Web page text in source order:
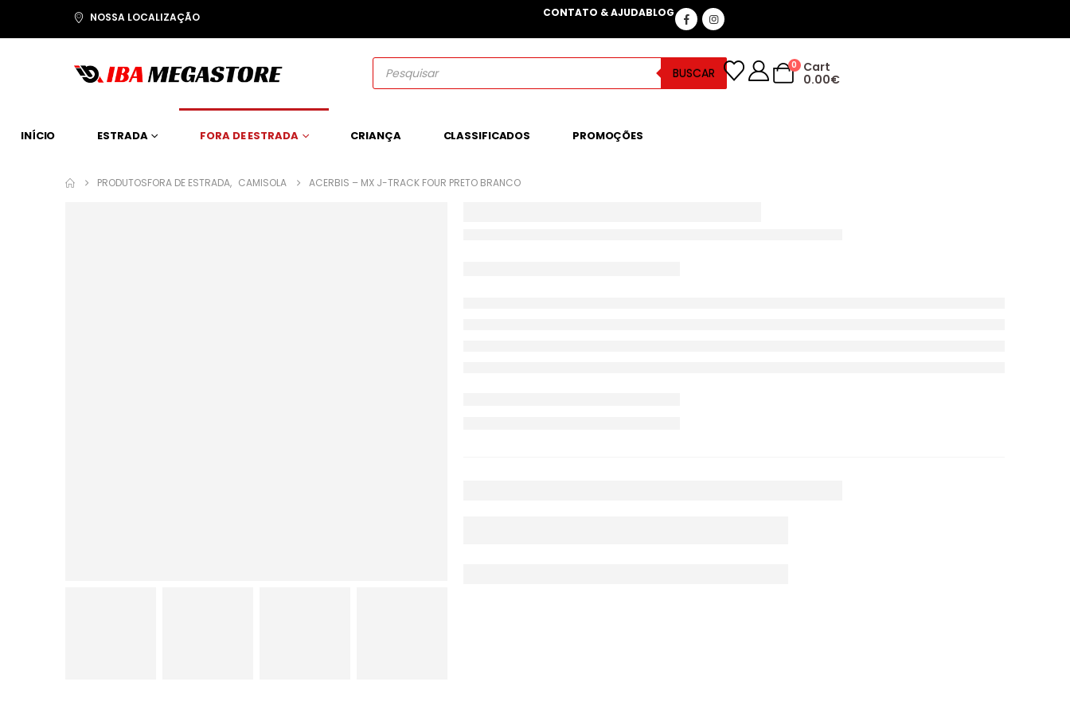
NOSSA LOCALIZAÇÃO CONTATO & AJUDABLOG
BUSCAR
0
Cart
0.00€
INÍCIO ESTRADA FORA DE ESTRADA CRIANÇA CLASSIFICADOS PROMOÇÕES
PRODUTOSFORA DE ESTRADA, CAMISOLA ACERBIS – MX J-TRACK FOUR PRETO BRANCO